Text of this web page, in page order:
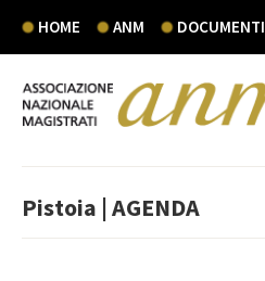
HOME ANM DOCUMENTI
Pistoia | AGENDA